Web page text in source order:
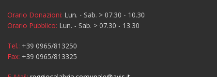
Orario Donazioni: Lun. - Sab. > 07.30 - 10.30
Orario Pubblico: Lun. - Sab. > 07.30 - 13.30
Tel.: +39 0965/813250
Fax: +39 0965/813325